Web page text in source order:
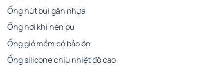
Ống hút bụi gân nhựa
Ống hơi khí nén pu
Ống gió mềm có bảo ôn
Ống silicone chịu nhiệt độ cao